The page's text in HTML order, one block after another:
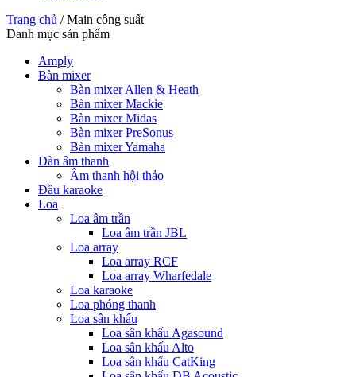
Trang chủ /Main công suất
Danh mục sản phẩm
Amply
Bàn mixer
Bàn mixer Allen & Heath
Bàn mixer Mackie
Bàn mixer Midas
Bàn mixer PreSonus
Bàn mixer Yamaha
Dàn âm thanh
Âm thanh hội thảo
Đầu karaoke
Loa
Loa âm trần
Loa âm trần JBL
Loa array
Loa array RCF
Loa array Wharfedale
Loa karaoke
Loa phóng thanh
Loa sân khấu
Loa sân khấu Agasound
Loa sân khấu Alto
Loa sân khấu CatKing